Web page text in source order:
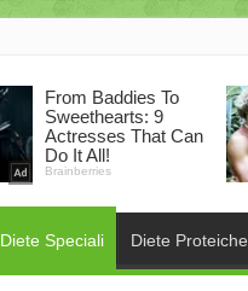
Diete Speciali Diete Proteiche